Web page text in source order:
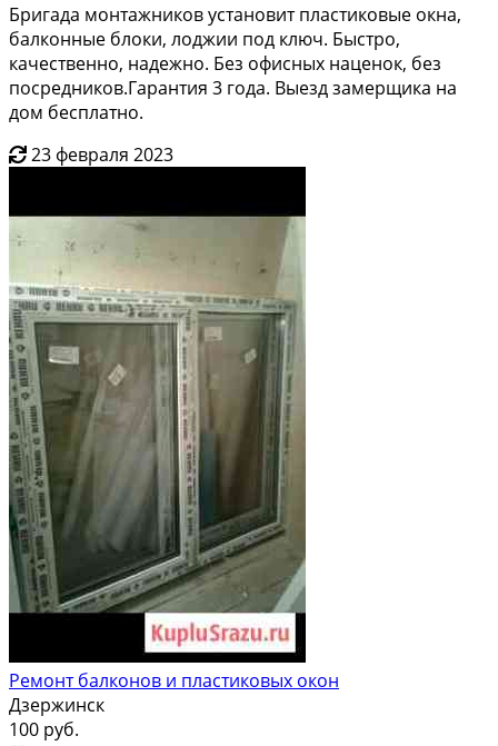
Бригада монтажников установит пластиковые окна,
балконные блоки, лоджии под ключ. Быстро,
качественно, надежно. Без офисных наценок, без
посредников.Гарантия 3 года. Выезд замерщика на
дом бесплатно.
23 февраля 2023
Ремонт балконов и пластиковых окон
Дзержинск
100 руб.